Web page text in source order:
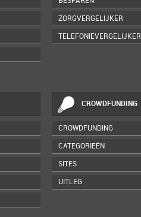
ZORGVERGELIJKER
TELEFONIEVERGELIJKER
CROWDFUNDING
CROWDFUNDING
CATEGORIEËN
SITES
UITLEG